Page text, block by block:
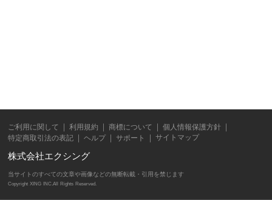
ご利用に関して 利用規約 商標について
個人情報保護方針
特定商取引法の表記
ヘルプ サポート サイトマップ
株式会社エクシング
当サイトのすべての文章や画像などの無断転載・引用を禁じます
Copyright XING INC.All Rights Reserved.